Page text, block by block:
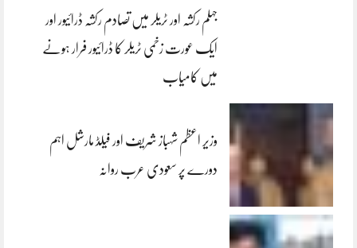
جہلم رکشہ اور ٹریلر میں تصادم رکشہ ڈرائیور اور
ایک عورت زخمی ٹریلر کا ڈرائیور فرار ہونے
میں کامیاب
وزیر اعظم شہباز شریف اور فیلڈ مارشل اہم
دورے پر سعودی عرب روانہ